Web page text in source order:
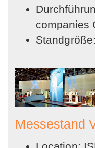
companies
Messestand